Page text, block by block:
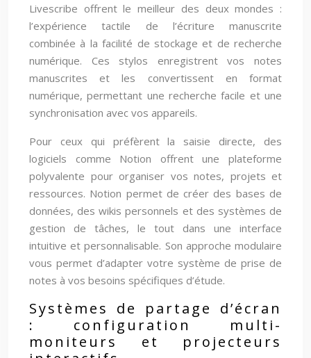
Livescribe offrent le meilleur des deux mondes :
l’expérience tactile de l’écriture manuscrite
combinée à la facilité de stockage et de recherche
numérique. Ces stylos enregistrent vos notes
manuscrites et les convertissent en format
numérique, permettant une recherche facile et une
synchronisation avec vos appareils.
Pour ceux qui préfèrent la saisie directe, des
logiciels comme Notion offrent une plateforme
polyvalente pour organiser vos notes, projets et
ressources. Notion permet de créer des bases de
données, des wikis personnels et des systèmes de
gestion de tâches, le tout dans une interface
intuitive et personnalisable. Son approche modulaire
vous permet d’adapter votre système de prise de
notes à vos besoins spécifiques d’étude.
Systèmes de partage d’écran
: configuration multi-
moniteurs et projecteurs